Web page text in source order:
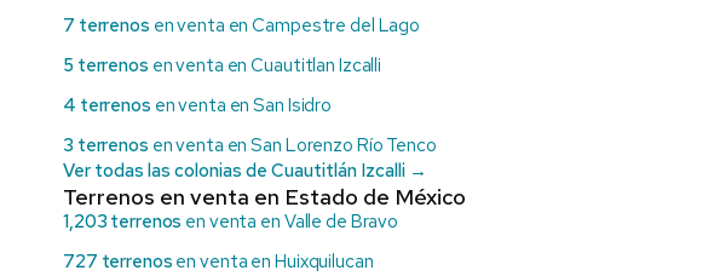
7 terrenos en venta en Campestre del Lago
5 terrenos en venta en Cuautitlan Izcalli
4 terrenos en venta en San Isidro
3 terrenos en venta en San Lorenzo Río Tenco
Ver todas las colonias de Cuautitlán Izcalli →
Terrenos en venta en Estado de México
1,203 terrenos en venta en Valle de Bravo
727 terrenos en venta en Huixquilucan